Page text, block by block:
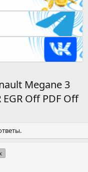
Megane 3
Off PDF Off